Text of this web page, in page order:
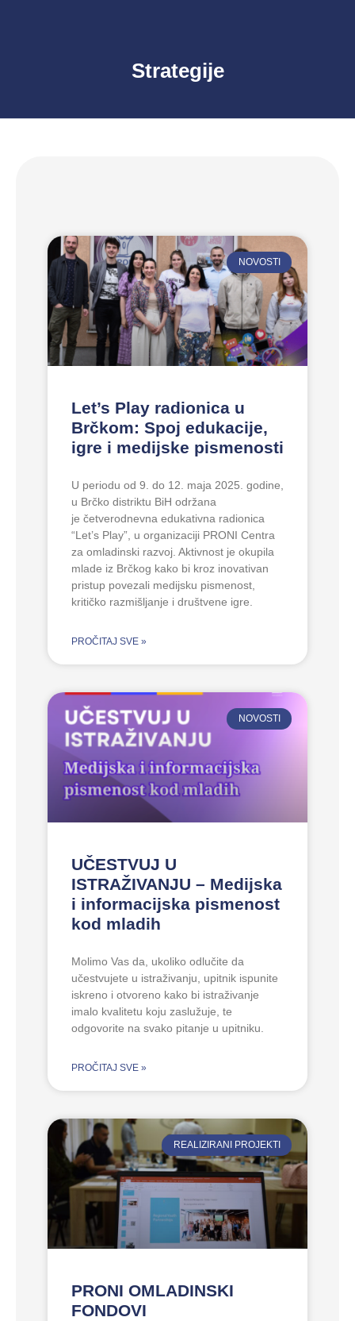
Strategije
NOVOSTI
Let’s Play radionica u
Brčkom: Spoj edukacije,
igre i medijske pismenosti
U periodu od 9. do 12. maja 2025. godine,
u Brčko distriktu BiH održana
je četverodnevna edukativna radionica
“Let’s Play”, u organizaciji PRONI Centra
za omladinski razvoj. Aktivnost je okupila
mlade iz Brčkog kako bi kroz inovativan
pristup povezali medijsku pismenost,
kritičko razmišljanje i društvene igre.
PROČITAJ SVE »
NOVOSTI
UČESTVUJ U
ISTRAŽIVANJU – Medijska
i informacijska pismenost
kod mladih
Molimo Vas da, ukoliko odlučite da
učestvujete u istraživanju, upitnik ispunite
iskreno i otvoreno kako bi istraživanje
imalo kvalitetu koju zaslužuje, te
odgovorite na svako pitanje u upitniku.
PROČITAJ SVE »
REALIZIRANI PROJEKTI
PRONI OMLADINSKI
FONDOVI